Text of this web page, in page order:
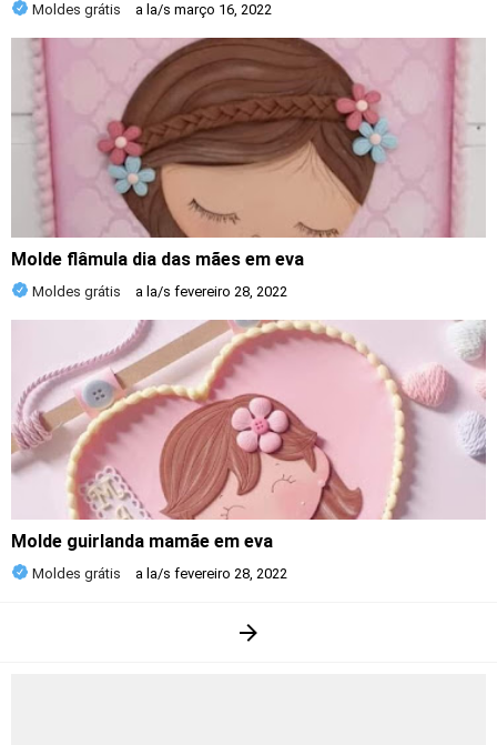
Moldes grátis a la/s março 16, 2022
Molde flâmula dia das mães em eva
Moldes grátis a la/s fevereiro 28, 2022
Molde guirlanda mamãe em eva
Moldes grátis a la/s fevereiro 28, 2022